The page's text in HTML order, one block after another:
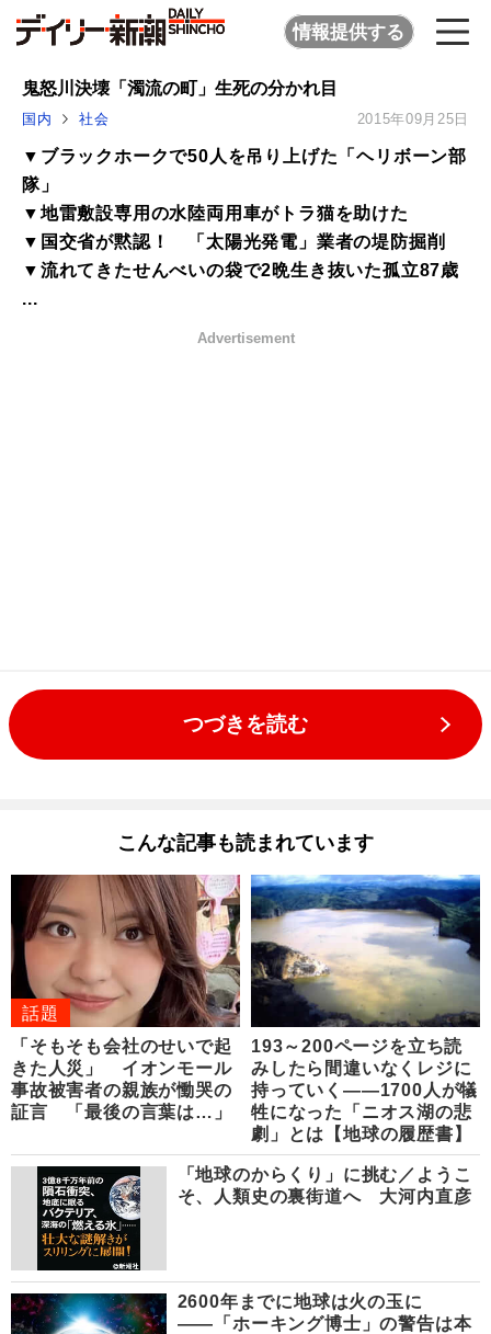
情報提供する
鬼怒川決壊「濁流の町」生死の分かれ目
国内 社会 2015年09月25日
▼ブラックホークで50人を吊り上げた「ヘリボーン部
隊」
▼地雷敷設専用の水陸両用車がトラ猫を助けた
▼国交省が黙認！ 「太陽光発電」業者の堤防掘削
▼流れてきたせんべいの袋で2晩生き抜いた孤立87歳
...
Advertisement
つづきを読む
こんな記事も読まれています
話題
「そもそも会社のせいで起
きた人災」 イオンモール
事故被害者の親族が慟哭の
証言 「最後の言葉は…」
193～200ページを立ち読
みしたら間違いなくレジに
持っていく――1700人が犠
牲になった「ニオス湖の悲
劇」とは【地球の履歴書】
「地球のからくり」に挑む／ようこ
そ、人類史の裏街道へ 大河内直彦
2600年までに地球は火の玉に
――「ホーキング博士」の警告は本